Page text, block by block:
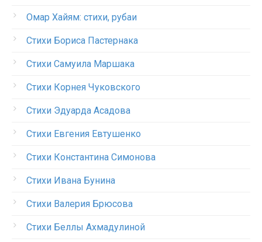
Омар Хайям: стихи, рубаи
Стихи Бориса Пастернака
Стихи Самуила Маршака
Стихи Корнея Чуковского
Стихи Эдуарда Асадова
Стихи Евгения Евтушенко
Стихи Константина Симонова
Стихи Ивана Бунина
Стихи Валерия Брюсова
Стихи Беллы Ахмадулиной